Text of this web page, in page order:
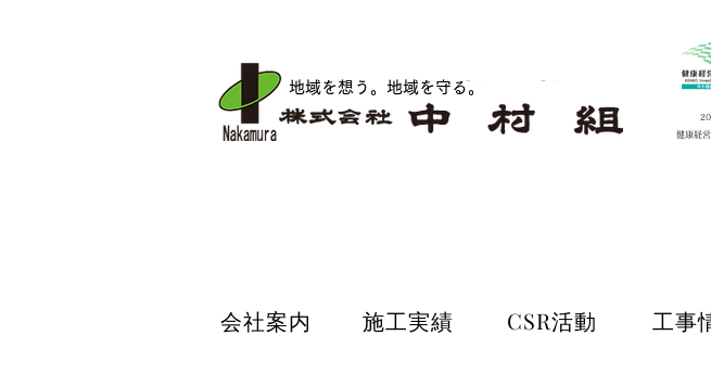
地域を想う。地域を守る 。
健康経
会社案内 施工実績 CSR活動 工事
会社案内 施工実績 CSR活動 工事